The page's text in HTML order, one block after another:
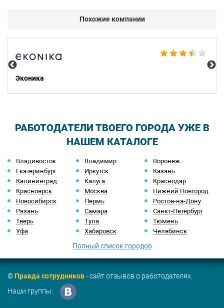
Похожие компании
Эконика
РАБОТОДАТЕЛИ ТВОЕГО ГОРОДА УЖЕ В
НАШЕМ КАТАЛОГЕ
Владивосток Владимир
Воронеж
Екатеринбург
Иркутск
Казань
Калининград
Калуга
Краснодар
Красноярск
Москва
Нижний Новгород
Новосибирск
Пермь
Ростов-на-Дону
Рязань
Самара
Санкт-Петербург
Тверь
Тула
Тюмень
Уфа
Хабаровск Челябинск
Полный список городов
©Правда сотрудников- сайт отзывов о работодателях.
Наши группы: